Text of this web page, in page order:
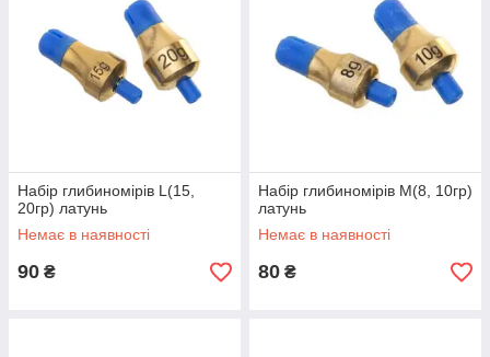
Набір глибиномірів L(15,
20гр) латунь
Немає в наявності
90 ₴
Набір глибиномірів M(8, 10гр)
латунь
Немає в наявності
80 ₴